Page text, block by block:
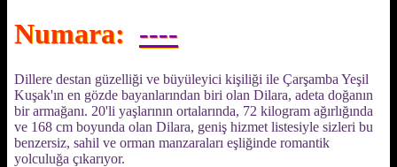
Numara: ----
Dillere destan güzelliği ve büyüleyici kişiliği ile Çarşamba Yeşil
Kuşak'ın en gözde bayanlarından biri olan Dilara, adeta doğanın
bir armağanı. 20'li yaşlarının ortalarında, 72 kilogram ağırlığında
ve 168 cm boyunda olan Dilara, geniş hizmet listesiyle sizleri bu
benzersiz, sahil ve orman manzaraları eşliğinde romantik
yolculuğa çıkarıyor.